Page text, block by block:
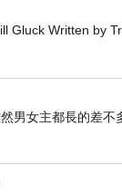
Gluck Written by
男女主都長的差